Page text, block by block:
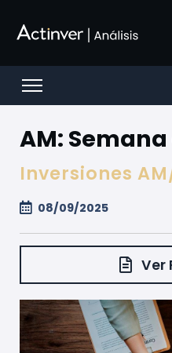
Open menu
AM:
Inversiones
08/09/2025
Ver